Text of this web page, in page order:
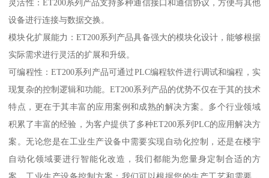
灵活性：ET200系列产品支持多种通信接口和通信协议，方便与其他
设备进行连接与数据交换。
模块化扩展能力：ET200系列产品具备强大的模块化设计，能够根据
实际需求进行灵活的扩展和升级。
可编程性：ET200系列产品可通过PLC编程软件进行调试和编程，实
现复杂的控制逻辑和功能。ET200系列产品的优势不仅在于其的技术
特点，更在于其丰富的应用案例和成熟的解决方案。多个行业领域
积累了丰富的经验，为客户提供了多种ET200系列PLC的应用解决方
案。无论您是在工业生产设备中需要实现自动化控制，还是在楼宇
自动化领域要进行智能化改造，我们都能为您量身定制合适的方